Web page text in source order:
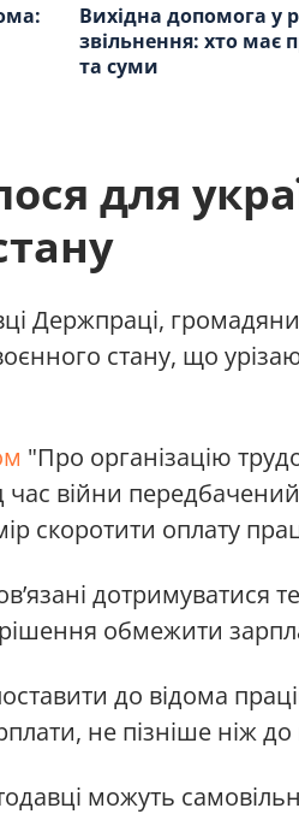
Вихідна допомога у
звільнення: хто має
та суми
для
Держпраці,
стану, що
"Про організацію
час війни
скоротити оплату
дотримуватися
обмежити
до відома
не пізніше ніж
можуть